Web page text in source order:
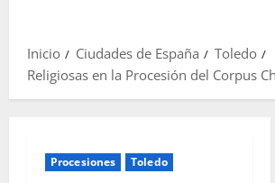
Inicio Ciudades de España
Toledo
Religiosas en la Procesión del Corpus
Procesiones Toledo